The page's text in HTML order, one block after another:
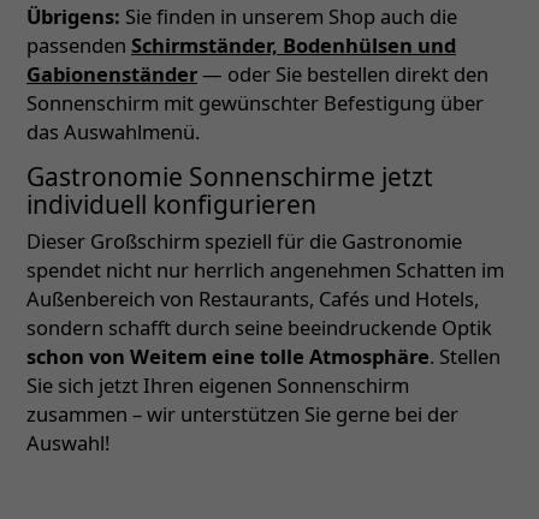
Übrigens: Sie finden in unserem Shop auch die
passenden Schirmständer, Bodenhülsen und
Gabionenständer— oder Sie bestellen direkt den
Sonnenschirm mit gewünschter Befestigung über
das Auswahlmenü.
Gastronomie Sonnenschirme jetzt
individuell konfigurieren
Dieser Großschirm speziell für die Gastronomie
spendet nicht nur herrlich angenehmen Schatten im
Außenbereich von Restaurants, Cafés und Hotels,
sondern schafft durch seine beeindruckende Optik
schon von Weitem eine tolle Atmosphäre. Stellen
Sie sich jetzt Ihren eigenen Sonnenschirm
zusammen – wir unterstützen Sie gerne bei der
Auswahl!